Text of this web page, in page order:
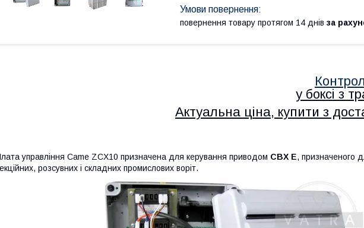
повернення товару протягом 14 днів за
у боксі з
Актуальна ціна, купити з
управління Came ZCX10 призначена для керування приводом CBX E, призначеного
розсувних і складних промислових воріт.